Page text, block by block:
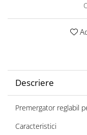
Descriere
Premergator reglabil
Caracteristici